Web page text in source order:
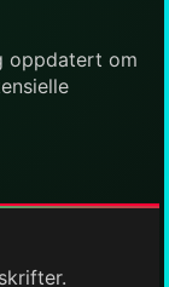
oppdatert om